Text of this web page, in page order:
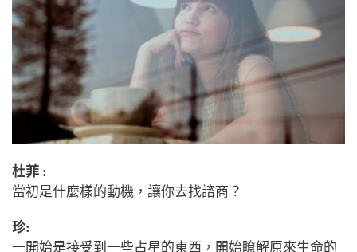
杜菲 :
當初是什麼樣的動機，讓你去找諮商？
珍:
一開始是接受到一些占星的東西，開始瞭解原來生命的